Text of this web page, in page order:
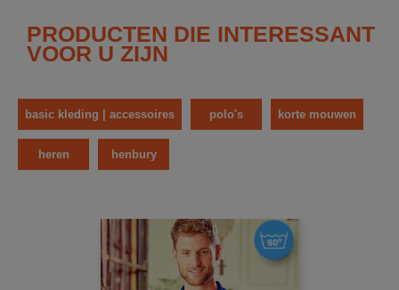
PRODUCTEN DIE INTERESSANT
VOOR U ZIJN
basic kleding | accessoires polo's korte mouwen
heren henbury